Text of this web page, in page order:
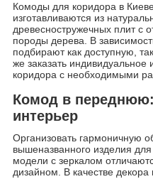
Комоды для коридора в
изготавливаются из
древесностружечных плит с
породы дерева. В
подбирают как доступную,
же заказать индивидуальное
коридора с необходимыми
Комод в
интерьер
Организовать гармоничную
вышеназванного изделия
модели с зеркалом
дизайном. В качестве декора